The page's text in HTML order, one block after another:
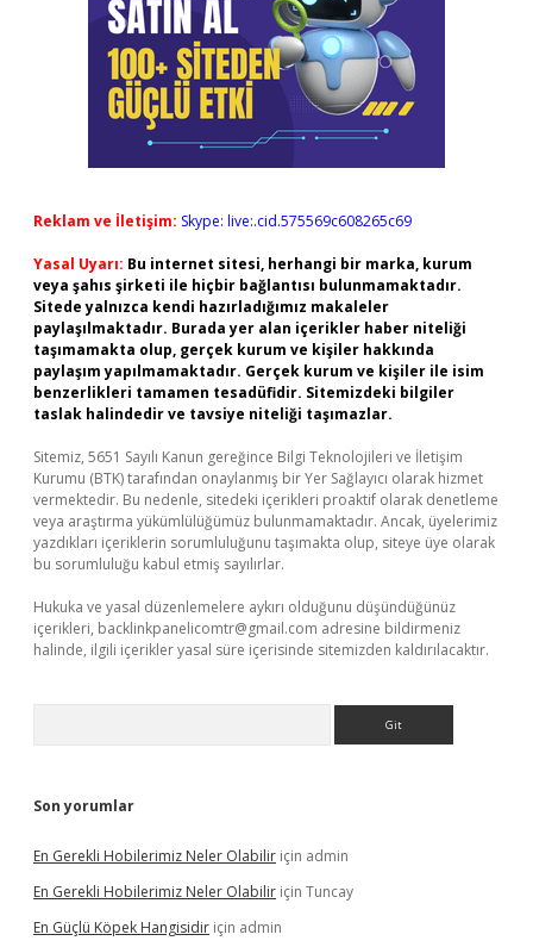
Reklam ve İletişim: Skype: live:.cid.575569c608265c69
Yasal Uyarı: Bu internet sitesi, herhangi bir marka, kurum
veya şahıs şirketi ile hiçbir bağlantısı bulunmamaktadır.
Sitede yalnızca kendi hazırladığımız makaleler
paylaşılmaktadır. Burada yer alan içerikler haber niteliği
taşımamakta olup, gerçek kurum ve kişiler hakkında
paylaşım yapılmamaktadır. Gerçek kurum ve kişiler ile isim
benzerlikleri tamamen tesadüfidir. Sitemizdeki bilgiler
taslak halindedir ve tavsiye niteliği taşımazlar.
Sitemiz, 5651 Sayılı Kanun gereğince Bilgi Teknolojileri ve İletişim
Kurumu (BTK) tarafından onaylanmış bir Yer Sağlayıcı olarak hizmet
vermektedir. Bu nedenle, sitedeki içerikleri proaktif olarak denetleme
veya araştırma yükümlülüğümüz bulunmamaktadır. Ancak, üyelerimiz
yazdıkları içeriklerin sorumluluğunu taşımakta olup, siteye üye olarak
bu sorumluluğu kabul etmiş sayılırlar.
Hukuka ve yasal düzenlemelere aykırı olduğunu düşündüğünüz
içerikleri, backlinkpanelicomtr@gmail.com adresine bildirmeniz
halinde, ilgili içerikler yasal süre içerisinde sitemizden kaldırılacaktır.
Son yorumlar
En Gerekli Hobilerimiz Neler Olabilir için admin
En Gerekli Hobilerimiz Neler Olabilir için Tuncay
En Güçlü Köpek Hangisidir için admin